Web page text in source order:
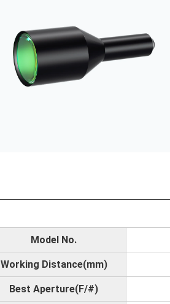
Model No.
Working Distance(mm)
Best Aperture(F/#)